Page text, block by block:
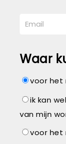
Waar
voor het
ik kan
van mijn
voor het